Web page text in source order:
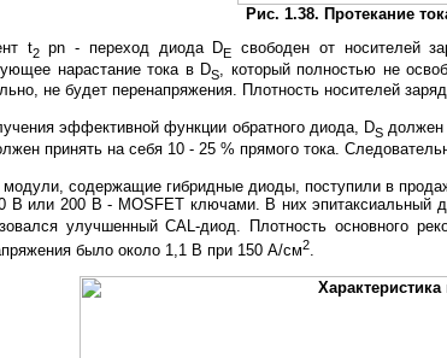
Рис. 1.38. Протекание
t2pn - переход диода DE свободен от носителей
нарастание тока в DS
, который полностью не
не будет перенапряжения. Плотность носителей
эффективной функции обратного диода, DSдолжен
принять на себя 10 - 25 % прямого тока.
содержащие гибридные диоды, поступили в
В или 200 В - MOSFET ключами. В них эпитаксиальный
улучшенный CAL-диод. Плотность основного
было около 1,1 В при 150 А/см2.